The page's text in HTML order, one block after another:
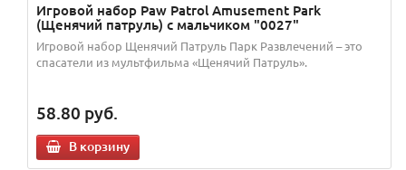
Игровой набор Paw Patrol Amusement Park
(Щенячий патруль) с мальчиком "0027"
Игровой набор Щенячий Патруль Парк Развлечений – это
спасатели из мультфильма «Щенячий Патруль».
58.80 руб.
В корзину